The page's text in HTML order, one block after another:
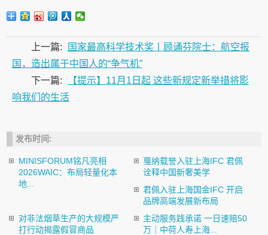
上一篇:
国家最高科学技术奖丨顾诵芬院士：航空报
国，造出属于中国人的“争气机”
下一篇:
【提示】11月1日起 这些新规定新举措将影
响我们的生活
发布时间:
MINISFORUM铭凡亮相
2026WAIC：布局轻量化本
地...
戛纳载誉入驻上海IFC 君佩
诠释中国新奢美学
君佩入驻上海国金IFC 开启
品牌高端发展新布局
对非法烟草生产的大规模严
打行动揭露假冒商品
主动服务践承诺 一日速赔50
万｜中荷人寿上海...